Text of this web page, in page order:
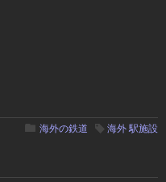
海外の鉄道 海外 駅施設